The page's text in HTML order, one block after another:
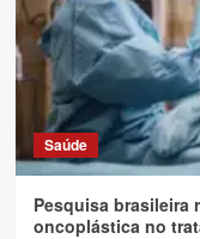
Saúde
Pesquisa brasileira
oncoplástica no